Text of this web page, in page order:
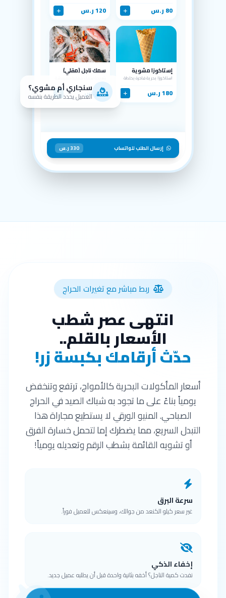
80 ر.س 120 ر.س
إستاكوزا مشوية
بالزبدة
استاكوزا بحرية فاخرة بخلطة
180 ر.س
سمك ناجل (مقلي)
75 ر.س
إرسال الطلب للواتساب 330 ر.س
سنجاري أم مشوي؟
العميل يحدد الطريقة بنفسه
ربط مباشر مع تغيرات الحراج
انتهى عصر شطب
الأسعار بالقلم..
حدّث أرقامك بكبسة زر!
أسعار المأكولات البحرية كالأمواج، ترتفع وتنخفض
يومياً بناءً على ما تجود به شباك الصيد في الحراج
الصباحي. المنيو الورقي لا يستطيع مجاراة هذا
التبدل السريع، مما يضطرك إما لتحمل خسارة الفرق
أو تشويه القائمة بشطب الرقم وتعديله يومياً!
سرعة البرق
غير سعر كيلو الكنعد من جوالك، وسينعكس للعميل فوراً.
إخفاء الذكي
نفدت كمية الناجل؟ أخفه بثانية واحدة قبل أن يطلبه عميل جديد.